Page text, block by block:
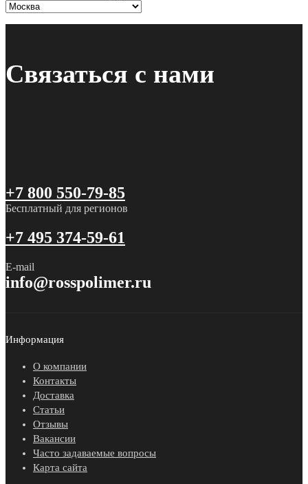
Связаться с нами
+7 800 550-79-85
Бесплатный для регионов
+7 495 374-59-61
E-mail
info@rosspolimer.ru
Информация
О компании
Контакты
Доставка
Статьи
Отзывы
Вакансии
Часто задаваемые вопросы
Карта сайта